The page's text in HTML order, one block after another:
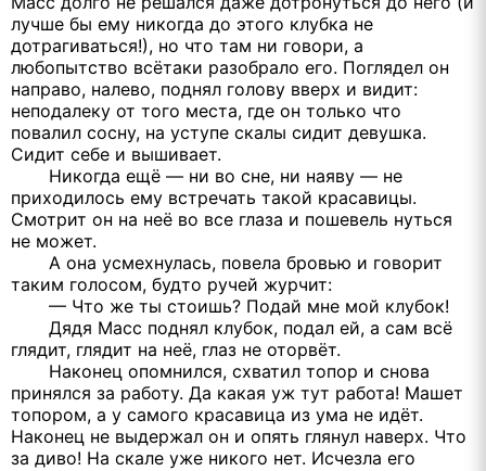
лучше бы ему никогда до этого клубка не
дотрагиваться!), но что там ни говори, а
любопытство всётаки разобрало его. Поглядел он
направо, налево, поднял голову вверх и видит:
неподалеку от того места, где он только что
повалил сосну, на уступе скалы сидит девушка.
Сидит себе и вышивает.
Никогда ещё — ни во сне, ни наяву — не
приходилось ему встречать такой красавицы.
Смотрит он на неё во все глаза и пошевель нуться
не может.
А она усмехнулась, повела бровью и говорит
таким голосом, будто ручей журчит:
— Что же ты стоишь? Подай мне мой клубок!
Дядя Масс поднял клубок, подал ей, а сам всё
глядит, глядит на неё, глаз не оторвёт.
Наконец опомнился, схватил топор и снова
принялся за работу. Да какая уж тут работа! Машет
топором, а у самого красавица из ума не идёт.
Наконец не выдержал он и опять глянул наверх. Что
за диво! На скале уже никого нет. Исчезла его